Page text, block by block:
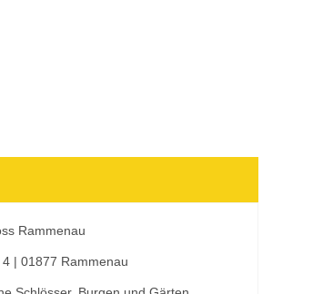
Rammenau
| 01877 Rammenau